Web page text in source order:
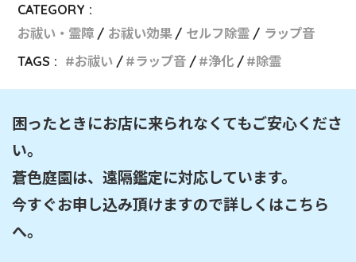
CATEGORY :
お祓い・霊障
お祓い効果 セルフ除霊
ラップ音
TAGS :
お祓い ラップ音 浄化 除霊
困ったときにお店に来られなくてもご安心くださ
い。
蒼色庭園は、遠隔鑑定に対応しています。
今すぐお申し込み頂けますので詳しくはこちら
へ。